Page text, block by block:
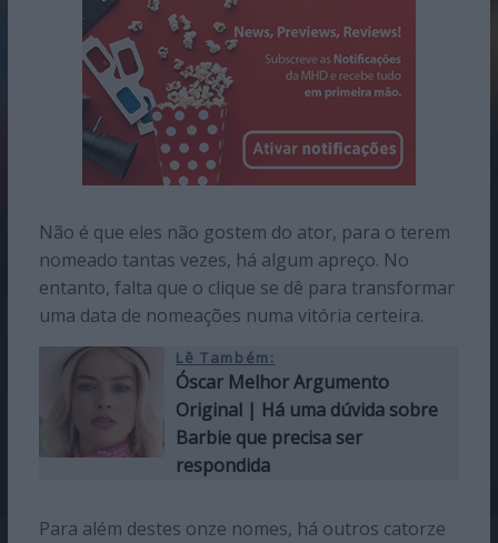
Não é que eles não gostem do ator, para o terem
nomeado tantas vezes, há algum apreço. No
entanto, falta que o clique se dê para transformar
uma data de nomeações numa vitória certeira.
Lê Também:
Óscar Melhor Argumento
Original | Há uma dúvida sobre
Barbie que precisa ser
respondida
Para além destes onze nomes, há outros catorze